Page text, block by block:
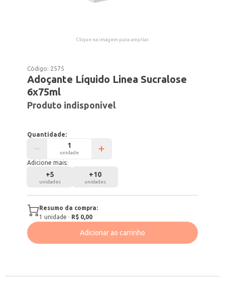
Clique na imagem para ampliar.
Código: 2575
Adoçante Líquido Linea Sucralose
6x75ml
Produto indisponível
Quantidade:
unidade
Adicione mais:
+5
unidades
+10
unidades
Resumo da compra:
1 unidade · R$ 0,00
Adicionar ao carrinho